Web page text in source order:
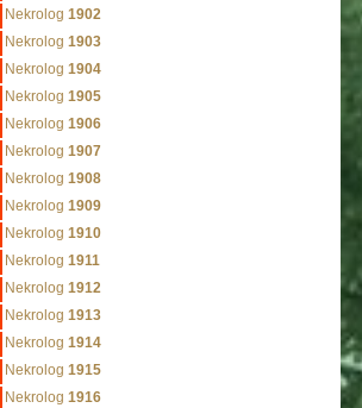
Nekrolog 1902
Nekrolog 1903
Nekrolog 1904
Nekrolog 1905
Nekrolog 1906
Nekrolog 1907
Nekrolog 1908
Nekrolog 1909
Nekrolog 1910
Nekrolog 1911
Nekrolog 1912
Nekrolog 1913
Nekrolog 1914
Nekrolog 1915
Nekrolog 1916